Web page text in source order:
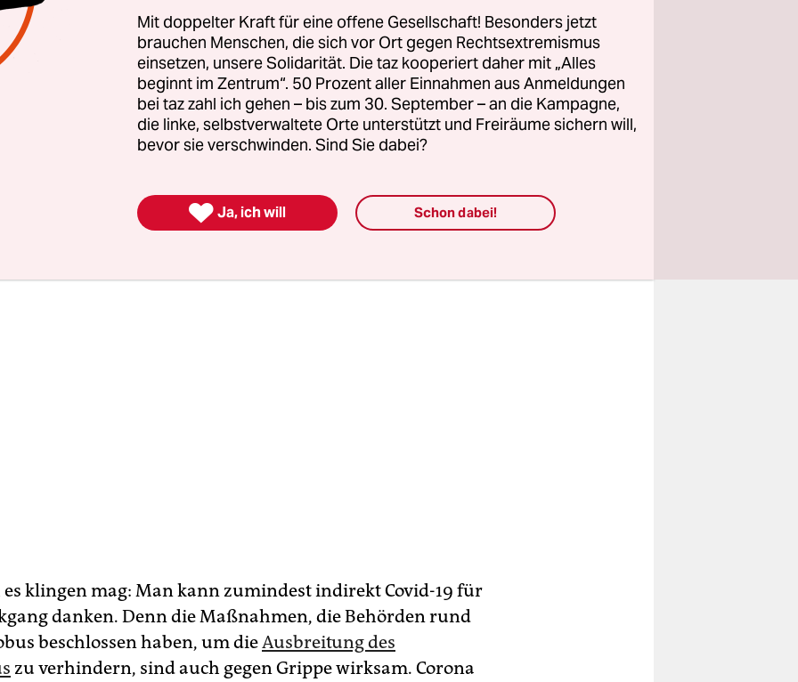
Problemen. Nicht aber in diesem Jahr.
zwischen Januar und Juni 430 Menschen an der Folge
waren es in diesem Jahr gerade mal 36. „Der
dafür ist die soziale Distanz“, sagt Professor Ian Barr,
Grippeexperten der Weltgesundheitsorganisation
keinen einzigen Todesfall mehr, der auf Influenza
es klingen mag: Man kann zumindest indirekt Covid-19 für
danken. Denn die Maßnahmen, die Behörden rund
beschlossen haben, um dieAusbreitung des
zu verhindern, sind auch gegen Grippe wirksam. Corona
Mit doppelter Kraft für eine offene Gesellschaft! Besonders jetzt
brauchen Menschen, die sich vor Ort gegen Rechtsextremismus
einsetzen, unsere Solidarität. Die taz kooperiert daher mit „Alles
beginnt im Zentrum“. 50 Prozent aller Einnahmen aus Anmeldungen
bei taz zahl ich gehen – bis zum 30. September – an die Kampagne,
die linke, selbstverwaltete Orte unterstützt und Freiräume sichern will,
bevor sie verschwinden. Sind Sie dabei?
 Ja, ich will Schon dabei!